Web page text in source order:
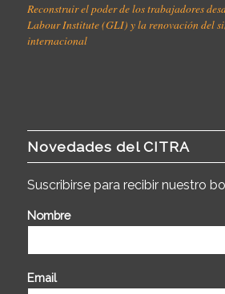
Reconstruir el poder de los trabajadores
Labour Institute (GLI) y la renovación del
internacional
Novedades del CITRA
Suscribirse para recibir nuestro
Nombre
Email